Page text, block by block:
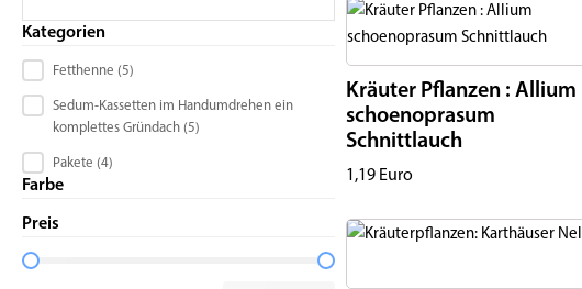
Kategorien
Produktkategorie Kontrollkästchen
Fetthenne (5)
Sedum-Kassetten im Handumdrehen ein
komplettes Gründach (5)
Pakete (4)
Farbe
Preis
Preisspanne
Kräuter Pflanzen : Allium
schoenoprasum
Schnittlauch
1,19 Euro